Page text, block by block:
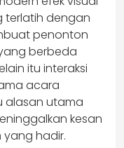
terlatih dengan
penonton
berbeda
itu interaksi
acara
alasan utama
kesan
hadir.